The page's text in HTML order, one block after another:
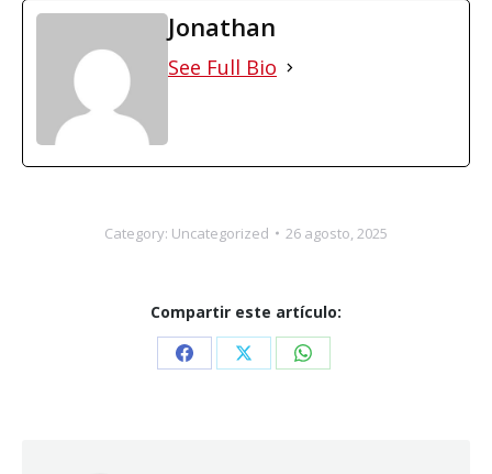
Jonathan
See Full Bio
Category: Uncategorized 26 agosto, 2025
Compartir este artículo:
Share Share Share